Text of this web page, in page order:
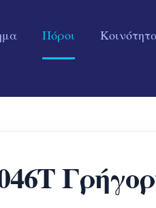
Πόροι